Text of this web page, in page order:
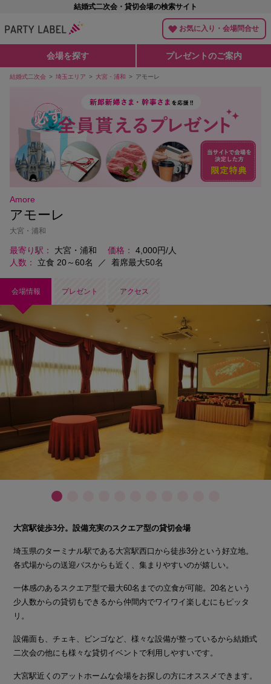
結婚式二次会・貸切会場の検索サイト
お気に入り・会場問合せ
会場を探す プレゼントのご案内
結婚式二次会 埼玉エリア 大宮・浦和 アモーレ
Amore
アモーレ
大宮・浦和
最寄り駅 大宮・浦和 価格
4,000円/人
人数
立食 20～60名 ／ 着席最大50名
会場情報 プレゼント アクセス
大宮駅徒歩3分。設備充実のスクエア型の貸切会場
埼玉県のターミナル駅である大宮駅西口から徒歩3分という好立地。
各式場からの送迎バスからも近く、集まりやすいのが嬉しい。
一体感のあるスクエア型で最大60名までの立食が可能。20名という
少人数からの貸切もできるから仲間内でワイワイ楽しむにもピッタ
リ。
設備面も、チェキ、ビンゴなど、様々な設備が整っているから結婚式
二次会の他にも様々な貸切イベントで利用しやすいです。
大宮駅近くのアットホームな会場をお探しの方にオススメできます。